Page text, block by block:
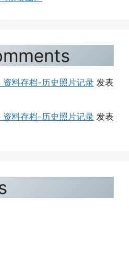
料存档-历史照片记录 发表
料存档-历史照片记录 发表